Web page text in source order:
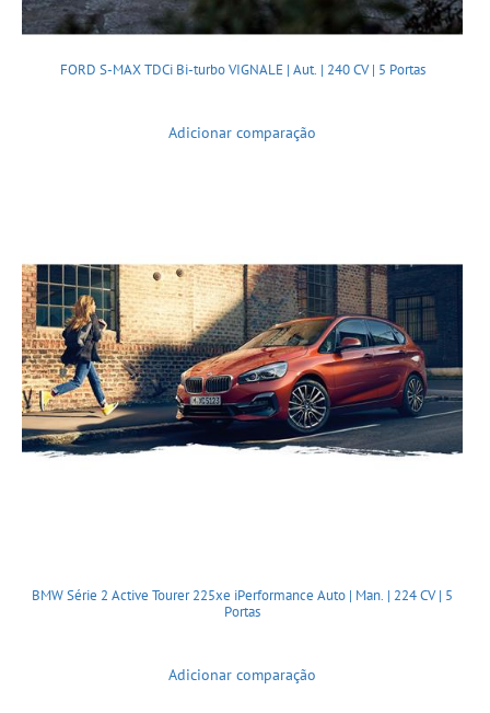
FORD S-MAX TDCi Bi-turbo VIGNALE | Aut. | 240 CV | 5 Portas
Adicionar comparação
BMW Série 2 Active Tourer 225xe iPerformance Auto | Man. | 224 CV | 5
Portas
Adicionar comparação